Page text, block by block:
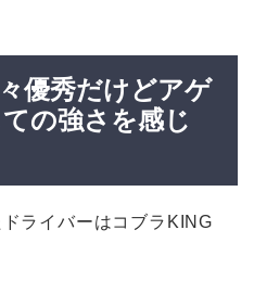
優秀だけどアゲ
の強さを感じ
ライバーはコブラKING